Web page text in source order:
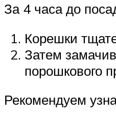
За 4 часа до
Корешки
Затем
порошкового
Рекомендуем